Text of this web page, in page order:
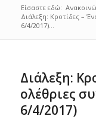
Είσαστε εδώ:
Διάλεξη: Κροτίδες –
6/4/2017)...
Διάλεξη:
ολέθριες
6/4/2017)